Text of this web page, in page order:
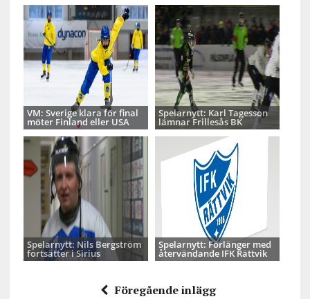
VM: Sverige klara för final
möter Finland eller USA
Spelarnytt: Karl Tagesson
lämnar Frillesås BK
Spelarnytt: Nils Bergström
fortsätter i Sirius
Spelarnytt: Förlänger med
återvändande IFK Rättvik
Föregående inlägg